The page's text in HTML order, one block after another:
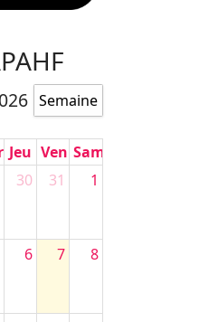
Semaine
Jeu Ven Sam
30 31 1
6 7 8